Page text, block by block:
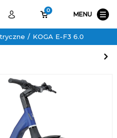
0
MENU
KOGA E-F3 6.0